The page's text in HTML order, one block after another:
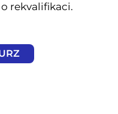
rekvalifikaci.